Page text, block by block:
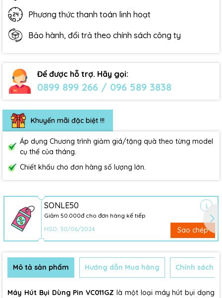
Phương thức thanh toán linh hoạt
Bảo hành, đổi trả theo chính sách công ty
Để được hỗ trợ. Hãy gọi:
0899 899 266 / 096 589 3838
Khuyến mãi đặc biệt !!!
Áp dụng Chương trình giảm giá/tặng quà theo từng model
cụ thể của tháng.
Chiết khấu cho đơn hàng số lượng lớn.
SONLE50
Giảm 50.000đ cho đơn hàng kế tiếp
HSD: 30/06/2024
Sao chép
Mô tả sản phẩm Hướng dẫn Mua hàng Chính sách
Máy Hút Bụi Dùng Pin VC011GZ là một loại máy hút bụi dạng